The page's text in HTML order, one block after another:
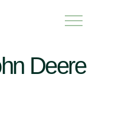
Deere